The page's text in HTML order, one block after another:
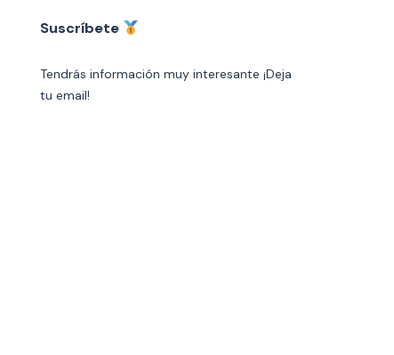
Suscríbete
Tendrás información muy interesante ¡Deja
tu email!